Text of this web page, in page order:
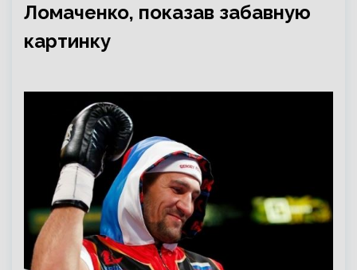
Ломаченко, показав забавную
картинку